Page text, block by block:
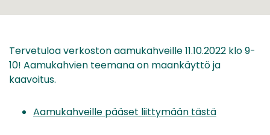
Tervetuloa verkoston aamukahveille 11.10.2022 klo 9-
10! Aamukahvien teemana on maankäyttö ja
kaavoitus.
Aamukahveille pääset liittymään tästä